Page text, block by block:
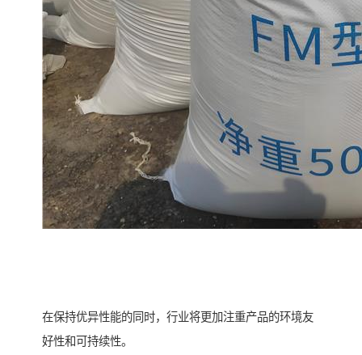
在保持优异性能的同时，行业将更加注重产品的环境友
好性和可持续性。